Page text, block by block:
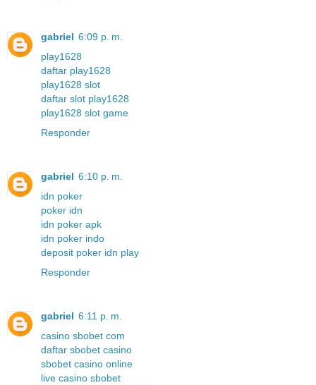
gabriel 6:09 p. m.
play1628
daftar play1628
play1628 slot
daftar slot play1628
play1628 slot game
Responder
gabriel 6:10 p. m.
idn poker
poker idn
idn poker apk
idn poker indo
deposit poker idn play
Responder
gabriel 6:11 p. m.
casino sbobet com
daftar sbobet casino
sbobet casino online
live casino sbobet